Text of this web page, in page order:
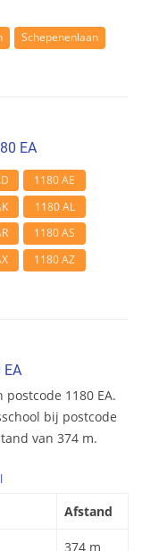
Schepenenlaan
EA
1180 AE
1180 AL
1180 AS
1180 AZ
1180 EA.
bij postcode
van 374 m.
Afstand
374 m